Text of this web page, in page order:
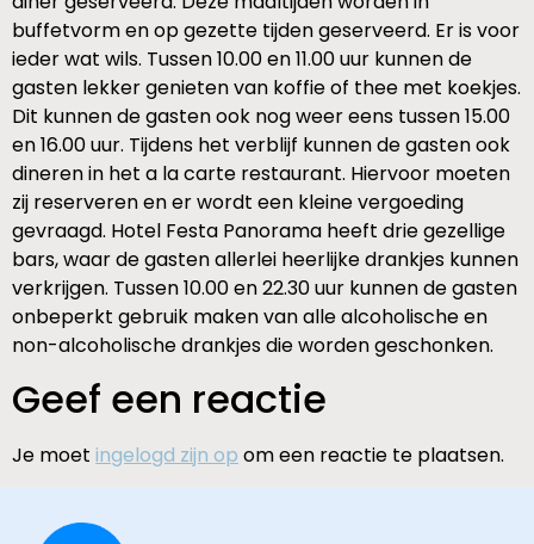
buffetvorm en op gezette tijden geserveerd. Er is voor
ieder wat wils. Tussen 10.00 en 11.00 uur kunnen de
gasten lekker genieten van koffie of thee met koekjes.
Dit kunnen de gasten ook nog weer eens tussen 15.00
en 16.00 uur. Tijdens het verblijf kunnen de gasten ook
dineren in het a la carte restaurant. Hiervoor moeten
zij reserveren en er wordt een kleine vergoeding
gevraagd. Hotel Festa Panorama heeft drie gezellige
bars, waar de gasten allerlei heerlijke drankjes kunnen
verkrijgen. Tussen 10.00 en 22.30 uur kunnen de gasten
onbeperkt gebruik maken van alle alcoholische en
non-alcoholische drankjes die worden geschonken.
Geef een reactie
Je moet ingelogd zijn op om een reactie te plaatsen.